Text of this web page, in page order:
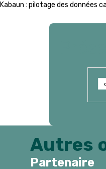
Kabaun : pilotage des données
Autres
Partenaire